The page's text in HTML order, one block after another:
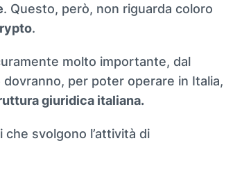
. Questo, però, non riguarda coloro
.
molto importante, dal
dovranno, per poter operare in Italia,
giuridica italiana.
svolgono l’attività di